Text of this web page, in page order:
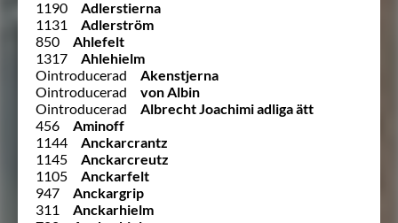
1190
Adlerstierna
1131
Adlerström
850
Ahlefelt
1317
Ahlehielm
Ointroducerad
Akenstjerna
Ointroducerad
von Albin
Ointroducerad
Albrecht Joachimi adliga ätt
456
Aminoff
1144
Anckarcrantz
1145
Anckarcreutz
1105
Anckarfelt
947
Anckargrip
311
Anckarhielm